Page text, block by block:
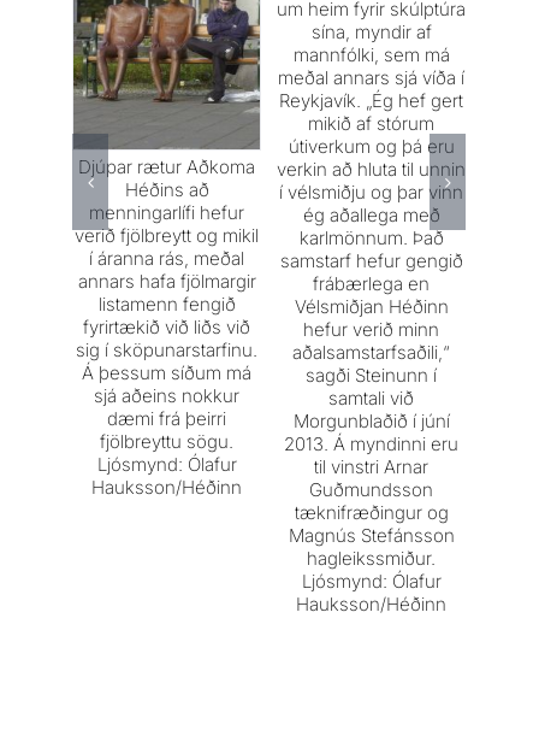
Djúpar rætur Aðkoma
Héðins að
menningarlífi hefur
verið fjölbreytt og mikil
í áranna rás, meðal
annars hafa fjölmargir
listamenn fengið
fyrirtækið við liðs við
sig í sköpunarstarfinu.
Á þessum síðum má
sjá aðeins nokkur
dæmi frá þeirri
fjölbreyttu sögu.
Ljósmynd: Ólafur
Hauksson/Héðinn
um heim fyrir skúlptúra
sína, myndir af
mannfólki, sem má
meðal annars sjá víða í
Reykjavík. „Ég hef gert
mikið af stórum
útiverkum og þá eru
verkin að hluta til unnin
í vélsmiðju og þar vinn
ég aðallega með
karlmönnum. Það
samstarf hefur gengið
frábærlega en
Vélsmiðjan Héðinn
hefur verið minn
aðalsamstarfsaðili,“
sagði Steinunn í
samtali við
Morgunblaðið í júní
2013. Á myndinni eru
til vinstri Arnar
Guðmundsson
tæknifræðingur og
Magnús Stefánsson
hagleikssmiður.
Ljósmynd: Ólafur
Hauksson/Héðinn